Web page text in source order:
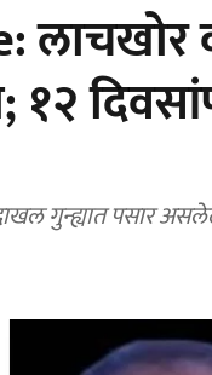
पसार असलेला गणेश वाघला